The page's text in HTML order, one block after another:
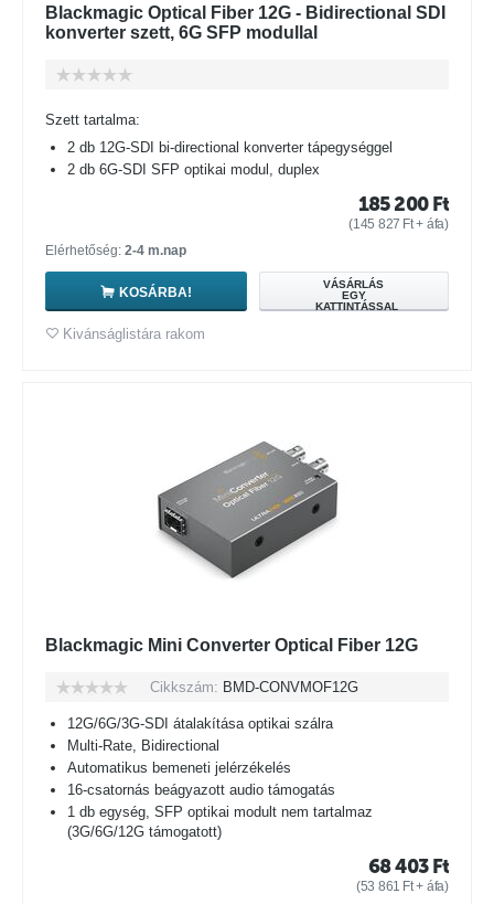
Blackmagic Optical Fiber 12G - Bidirectional SDI
konverter szett, 6G SFP modullal
Szett tartalma:
2 db 12G-SDI bi-directional konverter tápegységgel
2 db 6G-SDI SFP optikai modul, duplex
185 200 Ft
(145 827 Ft+ áfa)
Elérhetőség: 2-4 m.nap
KOSÁRBA!
VÁSÁRLÁS
EGY
KATTINTÁSSAL
Kivánságlistára rakom
Blackmagic Mini Converter Optical Fiber 12G
Cikkszám: BMD-CONVMOF12G
12G/6G/3G-SDI átalakítása optikai szálra
Multi-Rate, Bidirectional
Automatikus bemeneti jelérzékelés
16-csatornás beágyazott audio támogatás
1 db egység, SFP optikai modult nem tartalmaz
(3G/6G/12G támogatott)
68 403 Ft
(53 861 Ft+ áfa)